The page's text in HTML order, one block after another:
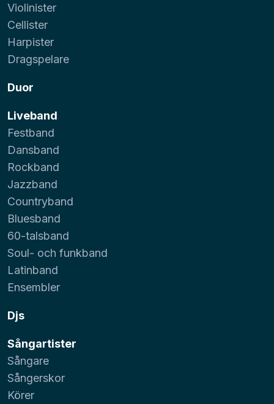
Violinister
Cellister
Harpister
Dragspelare
Duor
Liveband
Festband
Dansband
Rockband
Jazzband
Countryband
Bluesband
60-talsband
Soul- och funkband
Latinband
Ensembler
Djs
Sångartister
Sångare
Sångerskor
Körer